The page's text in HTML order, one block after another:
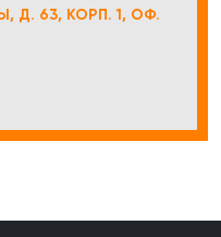
Д. 63, КОРП. 1, ОФ.